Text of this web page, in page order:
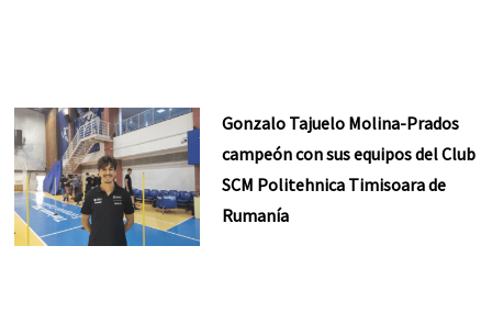
Gonzalo Tajuelo Molina-Prados
campeón con sus equipos del Club
SCM Politehnica Timisoara de
Rumanía